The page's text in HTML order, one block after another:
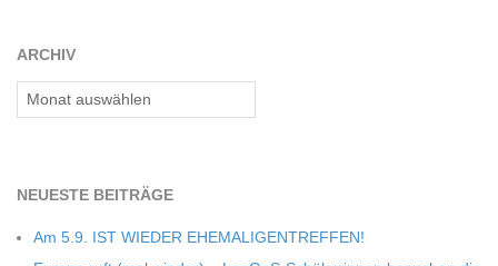
D
-
ARCHIV
Archiv
NEU­ESTE BEITRÄGE
Am 5.9. IST WIEDER EHEMALIGENTREFFEN!